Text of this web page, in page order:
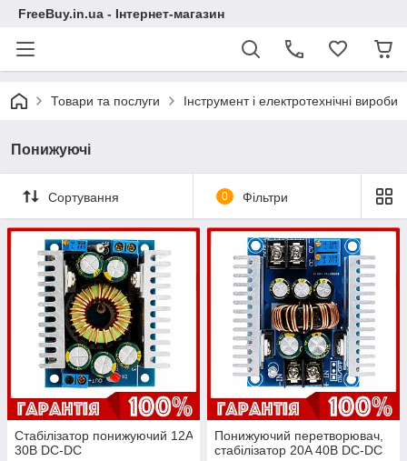
FreeBuy.in.ua - Інтернет-магазин
Товари та послуги Інструмент і електротехнічні вироби
Понижуючі
Сортування 0 Фільтри
Стабілізатор понижуючий 12A
30В DC-DC
Понижуючий перетворювач,
стабілізатор 20A 40В DC-DC